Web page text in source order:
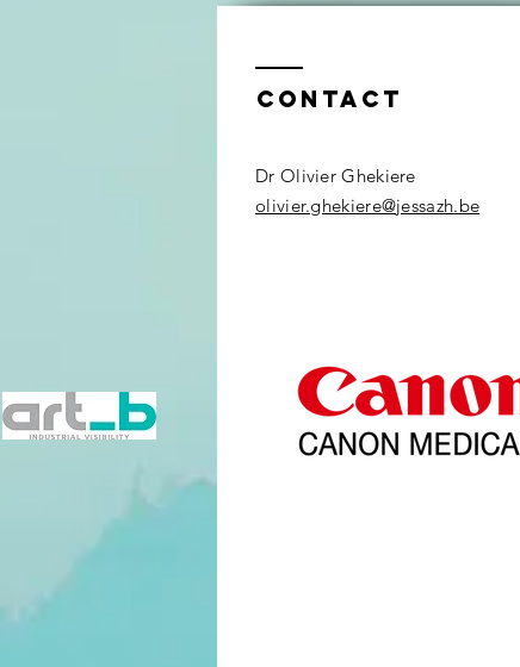
Contact
Dr Olivier Ghekiere
olivier.ghekiere@jessazh.be